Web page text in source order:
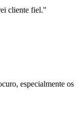
cliente fiel."
especialmente os